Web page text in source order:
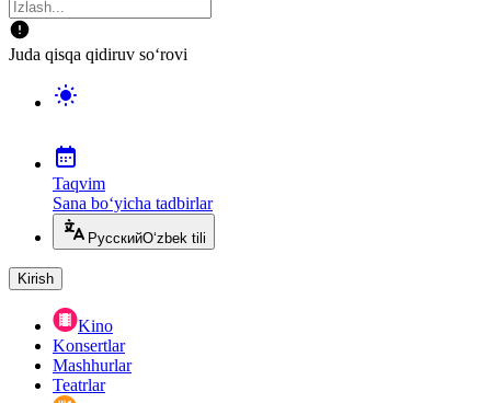
Juda qisqa qidiruv so‘rovi
Taqvim
Sana bo‘yicha tadbirlar
РусскийO‘zbek tili
Kirish
Kino
Konsertlar
Mashhurlar
Teatrlar